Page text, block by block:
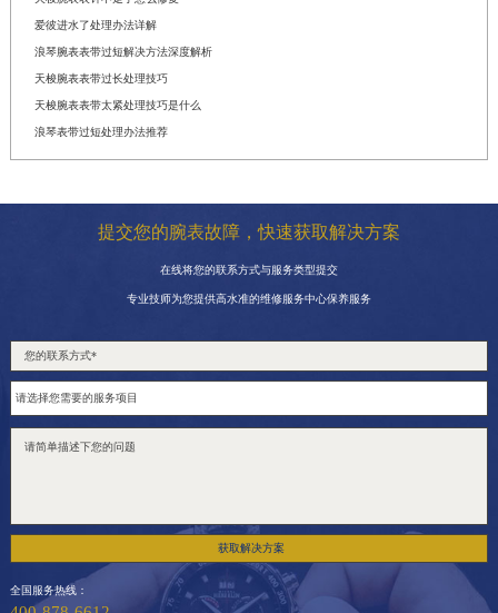
爱彼进水了处理办法详解
浪琴腕表表带过短解决方法深度解析
天梭腕表表带过长处理技巧
天梭腕表表带太紧处理技巧是什么
浪琴表带过短处理办法推荐
提交您的腕表故障，快速获取解决方案
在线将您的联系方式与服务类型提交
专业技师为您提供高水准的维修服务中心保养服务
获取解决方案
全国服务热线：